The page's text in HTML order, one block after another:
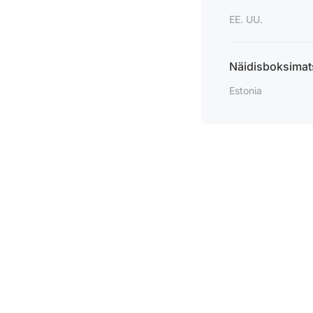
EE. UU.
Estonia